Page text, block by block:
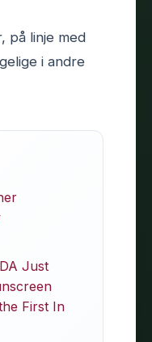
på linje med
i andre
Just
First In